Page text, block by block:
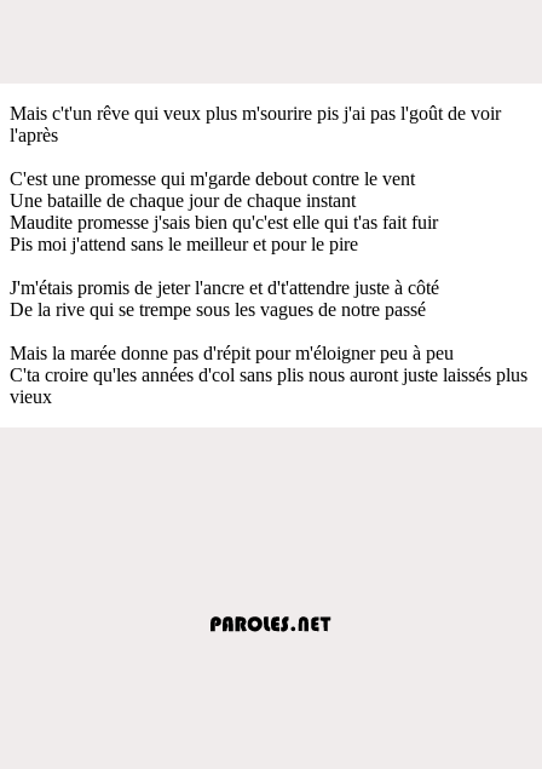
Mais c't'un rêve qui veux plus m'sourire pis j'ai pas l'goût de voir
l'après
C'est une promesse qui m'garde debout contre le vent
Une bataille de chaque jour de chaque instant
Maudite promesse j'sais bien qu'c'est elle qui t'as fait fuir
Pis moi j'attend sans le meilleur et pour le pire
J'm'étais promis de jeter l'ancre et d't'attendre juste à côté
De la rive qui se trempe sous les vagues de notre passé
Mais la marée donne pas d'répit pour m'éloigner peu à peu
C'ta croire qu'les années d'col sans plis nous auront juste laissés plus
vieux